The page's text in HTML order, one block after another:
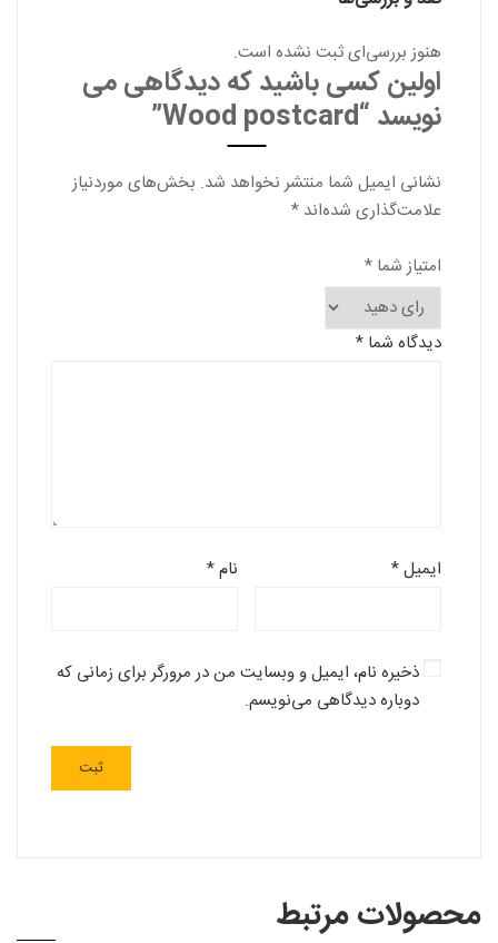
هنوز بررسی‌ای ثبت نشده است.
اولین کسی باشید که دیدگاهی می
نویسد “Wood postcard”
نشانی ایمیل شما منتشر نخواهد شد. بخش‌های موردنیاز
علامت‌گذاری شده‌اند *
امتیاز شما *
دیدگاه شما *
نام* ایمیل*
ذخیره نام، ایمیل و وبسایت من در مرورگر برای زمانی که
دوباره دیدگاهی می‌نویسم.
محصولات مرتبط